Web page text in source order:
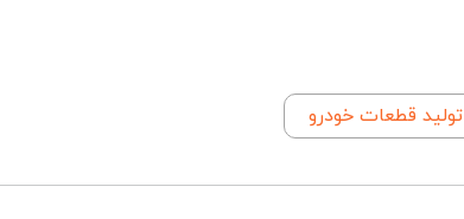
تولید قطعات خودرو